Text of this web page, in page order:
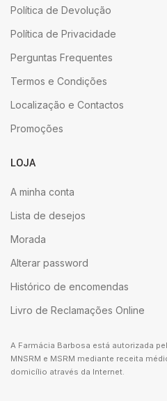
Política de Devolução
Política de Privacidade
Perguntas Frequentes
Termos e Condições
Localização e Contactos
Promoções
LOJA
A minha conta
Lista de desejos
Morada
Alterar password
Histórico de encomendas
Livro de Reclamações Online
A Farmácia Barbosa está autorizada
MNSRM e MSRM mediante receita
domicílio através da Internet.